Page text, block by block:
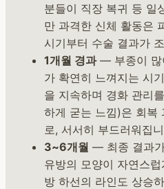
분들이 직장 복귀 등 일
만 과격한 신체 활동은
시기부터 수술 결과가
1개월 경과— 부종이 많
가 확연히 느껴지는 시
을 지속하며 경화 관리
하게 굳는 느낌)은 회복
로, 서서히 부드러워집
3~6개월 — 최종 결과
유방의 모양이 자연스
방 하선의 라인도 상승